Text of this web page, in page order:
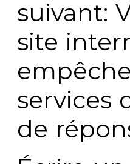
suivant:
site
services
de